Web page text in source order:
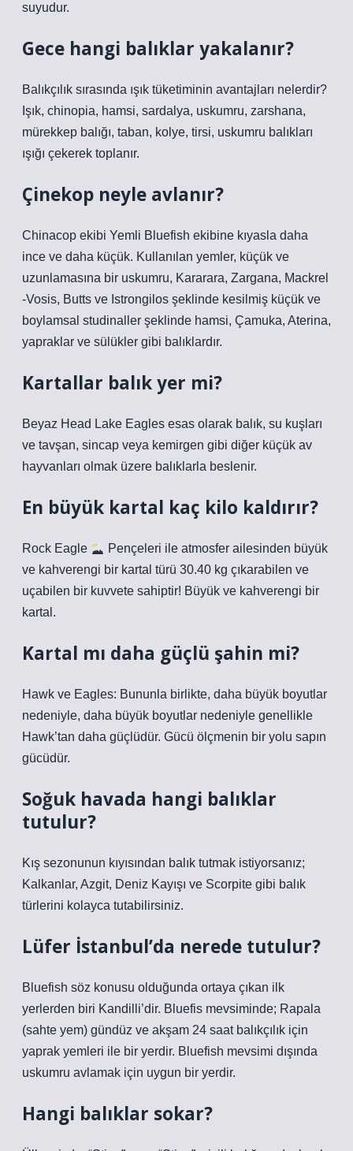
suyudur.
Gece hangi balıklar yakalanır?
Balıkçılık sırasında ışık tüketiminin avantajları nelerdir?
Işık, chinopia, hamsi, sardalya, uskumru, zarshana,
mürekkep balığı, taban, kolye, tirsi, uskumru balıkları
ışığı çekerek toplanır.
Çinekop neyle avlanır?
Chinacop ekibi Yemli Bluefish ekibine kıyasla daha
ince ve daha küçük. Kullanılan yemler, küçük ve
uzunlamasına bir uskumru, Kararara, Zargana, Mackrel
-Vosis, Butts ve Istrongilos şeklinde kesilmiş küçük ve
boylamsal studinaller şeklinde hamsi, Çamuka, Aterina,
yapraklar ve sülükler gibi balıklardır.
Kartallar balık yer mi?
Beyaz Head Lake Eagles esas olarak balık, su kuşları
ve tavşan, sincap veya kemirgen gibi diğer küçük av
hayvanları olmak üzere balıklarla beslenir.
En büyük kartal kaç kilo kaldırır?
Rock Eagle
Pençeleri ile atmosfer ailesinden büyük
ve kahverengi bir kartal türü 30.40 kg çıkarabilen ve
uçabilen bir kuvvete sahiptir! Büyük ve kahverengi bir
kartal.
Kartal mı daha güçlü şahin mi?
Hawk ve Eagles: Bununla birlikte, daha büyük boyutlar
nedeniyle, daha büyük boyutlar nedeniyle genellikle
Hawk’tan daha güçlüdür. Gücü ölçmenin bir yolu sapın
gücüdür.
Soğuk havada hangi balıklar
tutulur?
Kış sezonunun kıyısından balık tutmak istiyorsanız;
Kalkanlar, Azgit, Deniz Kayışı ve Scorpite gibi balık
türlerini kolayca tutabilirsiniz.
Lüfer İstanbul’da nerede tutulur?
Bluefish söz konusu olduğunda ortaya çıkan ilk
yerlerden biri Kandilli’dir. Bluefis mevsiminde; Rapala
(sahte yem) gündüz ve akşam 24 saat balıkçılık için
yaprak yemleri ile bir yerdir. Bluefish mevsimi dışında
uskumru avlamak için uygun bir yerdir.
Hangi balıklar sokar?